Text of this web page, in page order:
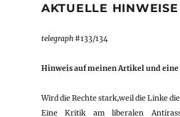
AKTUELLE HINWEISE
telegraph#133/134
Hinweis auf meinen Artikel und
Wird die Rechte stark,weil die Linke
Eine Kritik am liberalen